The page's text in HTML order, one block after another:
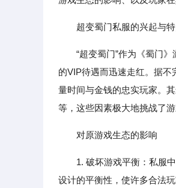
超变蜀门私服的兴起与
“超变蜀门”作为《蜀门
的VIP待遇而迅速走红。据
量时间与金钱的忠实玩家。
等，这些因素极大地挑战了
对原游戏生态的影响
1. 破坏游戏平衡：私服
设计的平衡性，使许多合法